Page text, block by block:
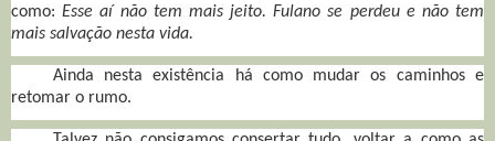
como: Esse aí não tem mais jeito. Fulano se perdeu e não tem
mais salvação nesta vida.
Ainda nesta existência há como mudar os caminhos e
retomar o rumo.